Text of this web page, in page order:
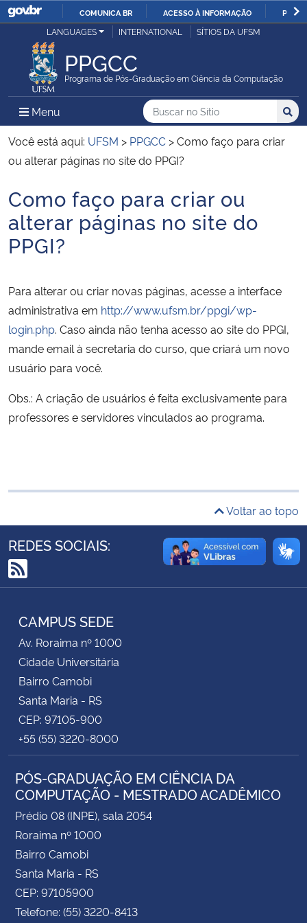
IR
COMUNICA BR ACESSO À INFORMAÇÃO
Ministério da Justiça e Segurança Pública
Ministério da Defesa
Ministério das Relações Exteriores
Ministério da Infraestrutura
Ministério da Agricultura, Pecuária e Abastecimento
Ministério da Saúde
Ministério de Minas e Energia
Ministério da Ciência, Tecnologia, Inovações e Comunicações
Controladoria-Geral da União
Secretaria-Geral
Secretaria de Governo
Gabinete de Segurança Institucional
Advocacia-Geral da União
Banco Central do Brasil
Planalto
LANGUAGES INTERNATIONAL SÍTIOS DA UFSM
PPGCC
Programa de Pós-Graduação em Ciência da Computação
Menu Menu Principal do Sítio
Busca
Buscar no no Sítio
Busca:
Você está aqui: UFSM > PPGCC >Como faço para criar
ou alterar páginas no site do PPGI?
Início do conteúdo
Como faço para criar ou
alterar páginas no site do
PPGI?
Para alterar ou criar novas páginas, acesse a interface
administrativa em http://www.ufsm.br/ppgi/wp-
login.php. Caso ainda não tenha acesso ao site do PPGI,
mande email à secretaria do curso, que criará um novo
usuário para você.
Obs.: A criação de usuários é feita exclusivamente para
professores e servidores vinculados ao programa.
Voltar ao topo
REDES SOCIAIS:
RSS
CAMPUS SEDE
Av. Roraima nº 1000
Cidade Universitária
Bairro Camobi
Santa Maria - RS
CEP: 97105-900
+55 (55) 3220-8000
PÓS-GRADUAÇÃO EM CIÊNCIA DA
COMPUTAÇÃO - MESTRADO ACADÊMICO
Prédio 08 (INPE), sala 2054
Roraima nº 1000
Bairro Camobi
Santa Maria - RS
CEP: 97105900
Telefone: (55) 3220-8413